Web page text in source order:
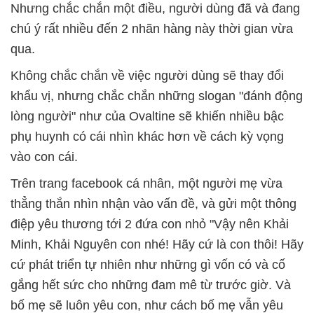
Nhưng chắc chắn một điều, người dùng đã và đang
chú ý rất nhiều đến 2 nhãn hàng này thời gian vừa
qua.
Không chắc chắn về việc người dùng sẽ thay đổi
khẩu vị, nhưng chắc chắn những slogan "đánh động
lòng người" như của Ovaltine sẽ khiến nhiều bậc
phụ huynh có cái nhìn khác hơn về cách kỳ vọng
vào con cái.
Trên trang facebook cá nhân, một người mẹ vừa
thẳng thắn nhìn nhận vào vấn đề, và gửi một thông
điệp yêu thương tới 2 đứa con nhỏ "Vậy nên Khải
Minh, Khải Nguyên con nhé! Hãy cứ là con thôi! Hãy
cứ phát triển tự nhiên như những gì vốn có và cố
gắng hết sức cho những đam mê từ trước giờ. Và
bố mẹ sẽ luôn yêu con, như cách bố mẹ vẫn yêu